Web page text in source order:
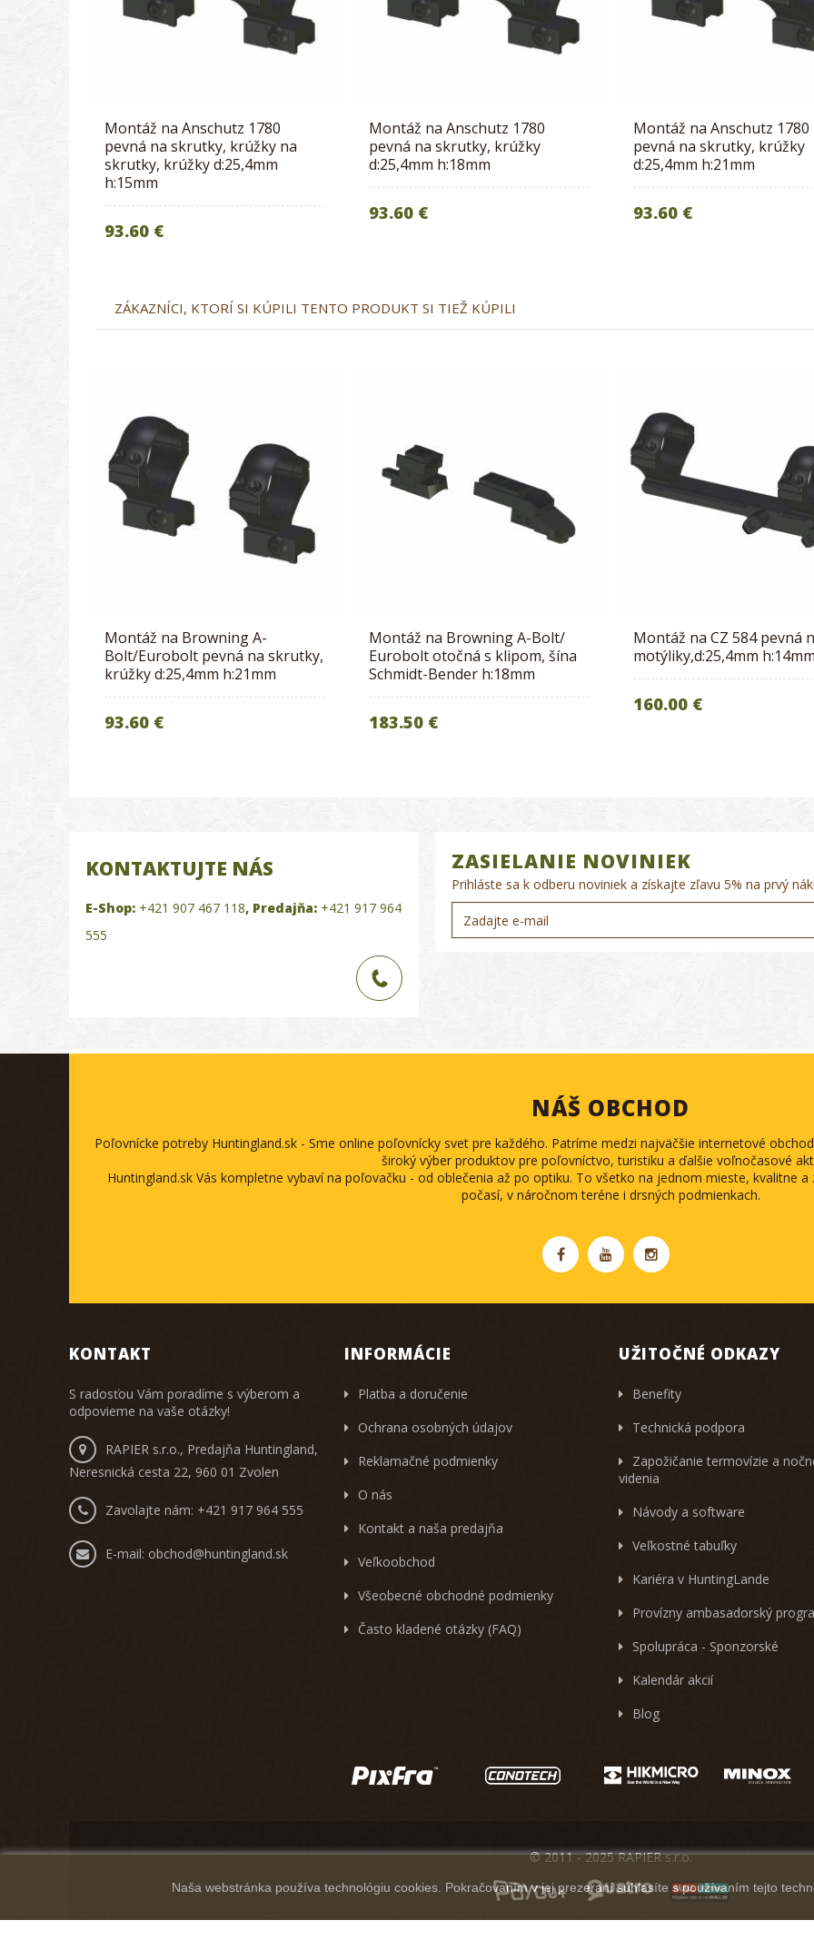
Montáž na Anschutz 1780
pevná na skrutky, krúžky na
skrutky, krúžky d:25,4mm
h:15mm
93.60 €
Montáž na Anschutz 1780
pevná na skrutky, krúžky
d:25,4mm h:18mm
93.60 €
Montáž na Anschutz 1780
pevná na skrutky, krúžky
d:25,4mm h:21mm
93.60 €
ZÁKAZNÍCI, KTORÍ SI KÚPILI TENTO PRODUKT SI TIEŽ KÚPILI
Montáž na Browning A-
Bolt/Eurobolt pevná na skrutky,
krúžky d:25,4mm h:21mm
93.60 €
Montáž na Browning A-Bolt/
Eurobolt otočná s klipom, šína
Schmidt-Bender h:18mm
183.50 €
Montáž na CZ 584 pevná
motýliky,d:25,4mm
160.00 €
KONTAKTUJTE NÁS
E-Shop: +421 907 467 118, Predajňa: +421 917 964
555
ZASIELANIE NOVINIEK
Prihláste sa k odberu noviniek a získajte zľavu 5% na prvý
NÁŠ OBCHOD
Poľovnícke potreby Huntingland.sk - Sme online poľovnícky svet pre každého. Patríme medzi najväčšie internetové
široký výber produktov pre poľovníctvo, turistiku a ďalšie voľnočasové
Huntingland.sk Vás kompletne vybaví na poľovačku - od oblečenia až po optiku. To všetko na jednom mieste, kvalitne
počasí, v náročnom teréne i drsných podmienkach.
KONTAKT
S radosťou Vám poradíme s výberom a
odpovieme na vaše otázky!
RAPIER s.r.o., Predajňa Huntingland,
Neresnická cesta 22, 960 01 Zvolen
Zavolajte nám: +421 917 964 555
E-mail: obchod@huntingland.sk
INFORMÁCIE
Platba a doručenie
Ochrana osobných údajov
Reklamačné podmienky
O nás
Kontakt a naša predajňa
Veľkoobchod
Všeobecné obchodné podmienky
Často kladené otázky (FAQ)
UŽITOČNÉ ODKAZY
Benefity
Technická podpora
Zapožičanie termovízie a
videnia
Návody a software
Veľkostné tabuľky
Kariéra v HuntingLande
Provízny ambasadorský
Spolupráca - Sponzorské
Kalendár akcií
Blog
Naša webstránka používa technológiu cookies. Pokračovaním v jej prezeraní súhlasíte s používaním tejto
© 2011 - 2025 RAPIER s.r.o.